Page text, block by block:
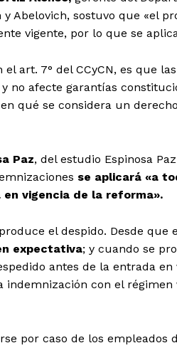
Abelovich, sostuvo que «el
vigente, por lo que se
art. 7° del CCyCN, es que
no afecte garantías
qué se considera un
Paz, del estudio Espinosa
se aplicará «a
vigencia de la reforma».
el despido. Desde que
expectativa; y cuando se
antes de la entrada
con el
por caso de los empleados